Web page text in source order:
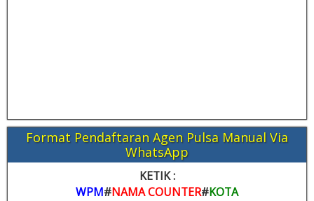
Format Pendaftaran Agen Pulsa Manual Via
WhatsApp
KETIK :
WPM#NAMA COUNTER#KOTA